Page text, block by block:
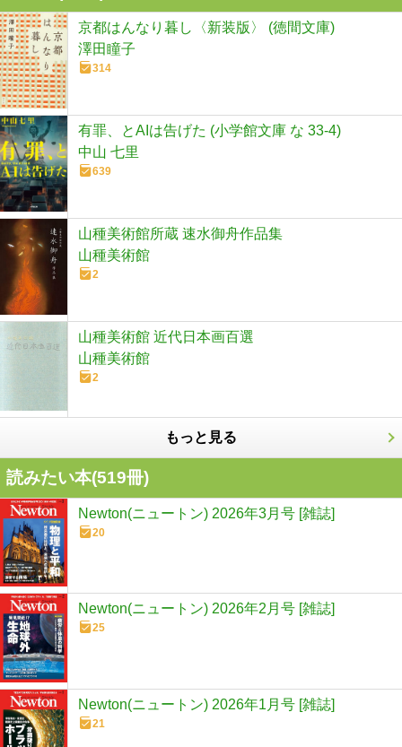
京都はんなり暮し〈新装版〉 (徳間文庫)
澤田瞳子
314
有罪、とAIは告げた (小学館文庫 な 33-4)
中山 七里
639
山種美術館所蔵 速水御舟作品集
山種美術館
2
山種美術館 近代日本画百選
山種美術館
2
もっと見る
読みたい本(519冊)
Newton(ニュートン) 2026年3月号 [雑誌]
20
Newton(ニュートン) 2026年2月号 [雑誌]
25
Newton(ニュートン) 2026年1月号 [雑誌]
21